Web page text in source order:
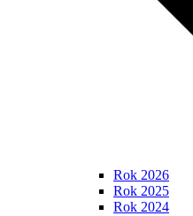
Rok 2026
Rok 2025
Rok 2024